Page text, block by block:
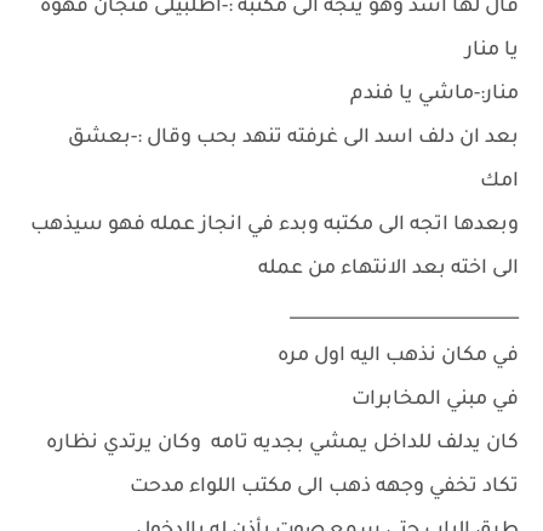
قال لها اسد وهو يتجه الى مكتبه :-اطلبيلى فنجان قهوه
يا منار
منار:-ماشي يا فندم
بعد ان دلف اسد الى غرفته تنهد بحب وقال :-بعشق
امك
وبعدها اتجه الى مكتبه وبدء في انجاز عمله فهو سيذهب
الى اخته بعد الانتهاء من عمله
___________________________
في مكان نذهب اليه اول مره
في مبني المخابرات
كان يدلف للداخل يمشي بجديه تامه وكان يرتدي نظاره
تكاد تخفي وجهه ذهب الى مكتب اللواء مدحت